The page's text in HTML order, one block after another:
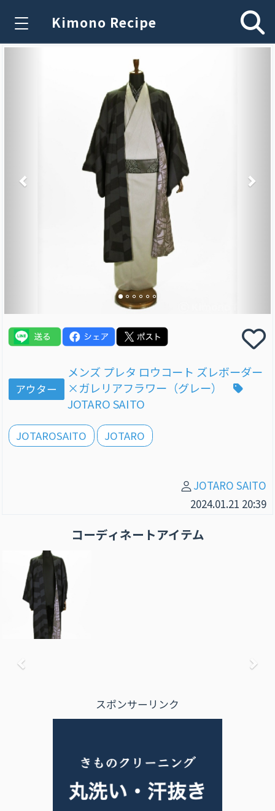
Kimono Recipe
アウター
メンズ プレタ ロウコート ズレボーダー
×ガレリアフラワー（グレー）
JOTARO SAITO
JOTAROSAITO JOTARO
JOTARO SAITO
2024.01.21 20:39
コーディネートアイテム
スポンサーリンク